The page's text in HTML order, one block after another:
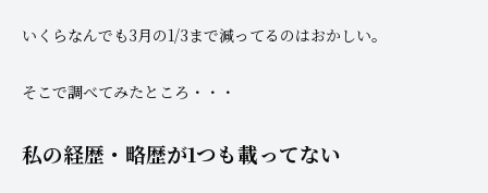
いくらなんでも3月の1/3まで減ってるのはおかしい。
そこで調べてみたところ・・・
私の経歴・略歴が1つも載ってない